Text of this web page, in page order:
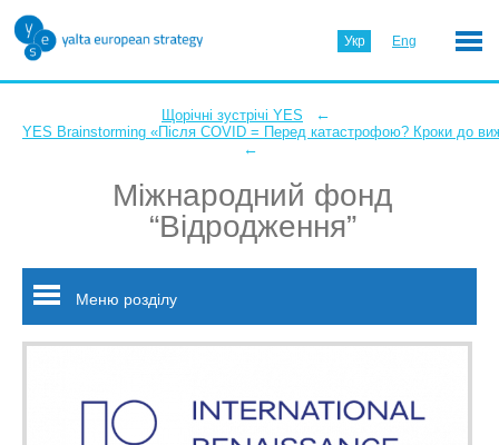
Укр Eng
Щорічні зустрічі YES ←
YES Brainstorming «Після COVID = Перед катастрофою? Кроки до
←
Міжнародний фонд
“Відродження”
Меню розділу